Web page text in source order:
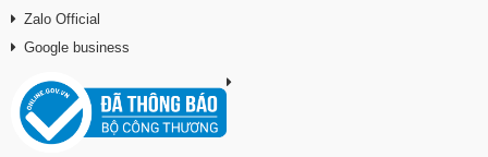
Zalo Official
Google business